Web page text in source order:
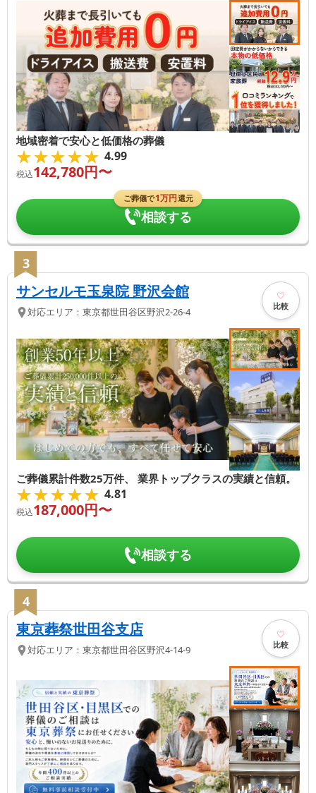
地域密着で安心と低価格の葬儀
★★★★★
★★★★★ 4.99
税込142,780円〜
ご葬儀で1万円還元
相談する
3
サンセルモ玉泉院 野沢会館
対応エリア： 東京都世田谷区野沢2-26-4 比較
ご葬儀累計件数25万件、 業界トップクラスの実績と信頼。
★★★★★
★★★★★ 4.81
税込187,000円〜
相談する
4
東京葬祭世田谷支店
対応エリア： 東京都世田谷区野沢4-14-9 比較